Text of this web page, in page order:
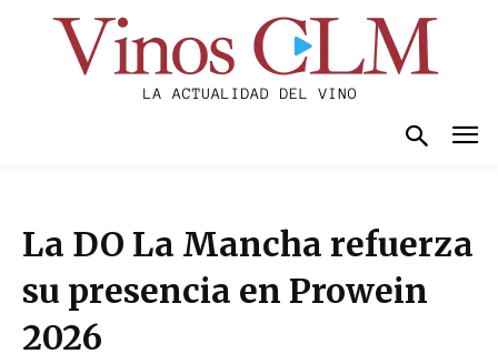
La DO La Mancha refuerza
su presencia en Prowein
2026